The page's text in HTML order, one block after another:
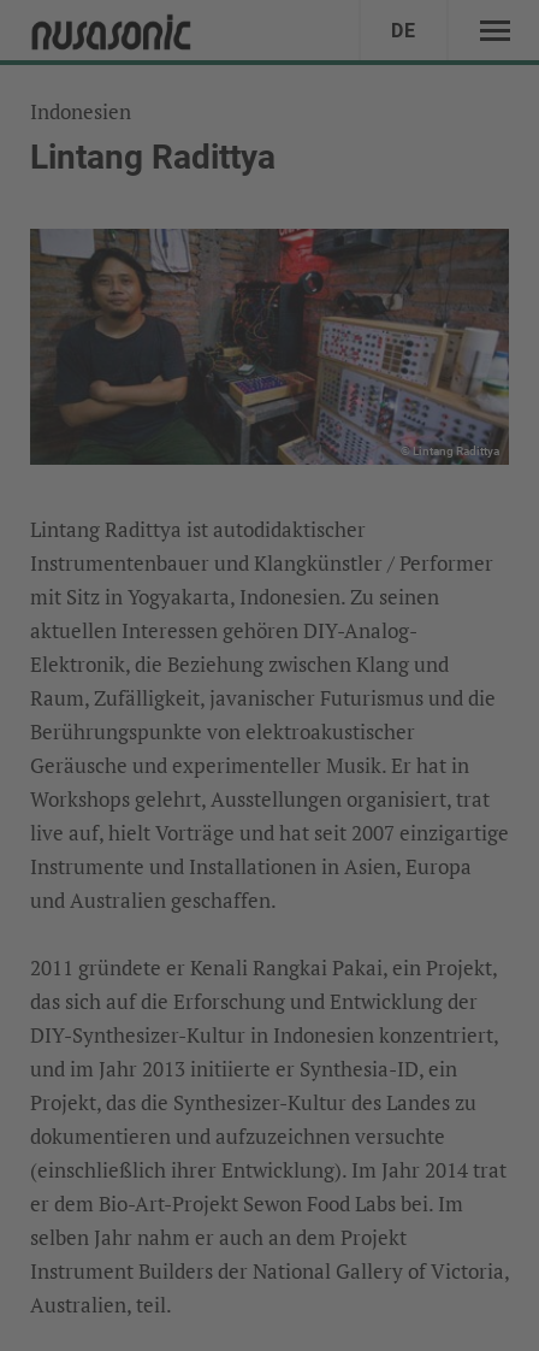
DE
Indonesien
Lintang Radittya
© Lintang Radittya
Lintang Radittya ist autodidaktischer
Instrumentenbauer und Klangkünstler / Performer
mit Sitz in Yogyakarta, Indonesien. Zu seinen
aktuellen Interessen gehören DIY-Analog-
Elektronik, die Beziehung zwischen Klang und
Raum, Zufälligkeit, javanischer Futurismus und die
Berührungspunkte von elektroakustischer
Geräusche und experimenteller Musik. Er hat in
Workshops gelehrt, Ausstellungen organisiert, trat
live auf, hielt Vorträge und hat seit 2007 einzigartige
Instrumente und Installationen in Asien, Europa
und Australien geschaffen.
2011 gründete er Kenali Rangkai Pakai, ein Projekt,
das sich auf die Erforschung und Entwicklung der
DIY-Synthesizer-Kultur in Indonesien konzentriert,
und im Jahr 2013 initiierte er Synthesia-ID, ein
Projekt, das die Synthesizer-Kultur des Landes zu
dokumentieren und aufzuzeichnen versuchte
(einschließlich ihrer Entwicklung). Im Jahr 2014 trat
er dem Bio-Art-Projekt Sewon Food Labs bei. Im
selben Jahr nahm er auch an dem Projekt
Instrument Builders der National Gallery of Victoria,
Australien, teil.